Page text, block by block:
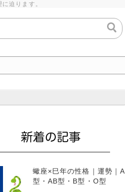
迫ります。
蠍座×巳年の性格｜運勢｜A
型・AB型・B型・O型